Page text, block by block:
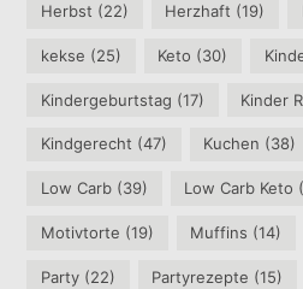
Herbst (22) Herzhaft (19)
kekse (25) Keto (30)
Kindergeburtstag (17) Kinder
Kindgerecht (47) Kuchen (38)
Low Carb (39) Low Carb Keto
Motivtorte (19) Muffins (14)
Party (22) Partyrezepte (15)